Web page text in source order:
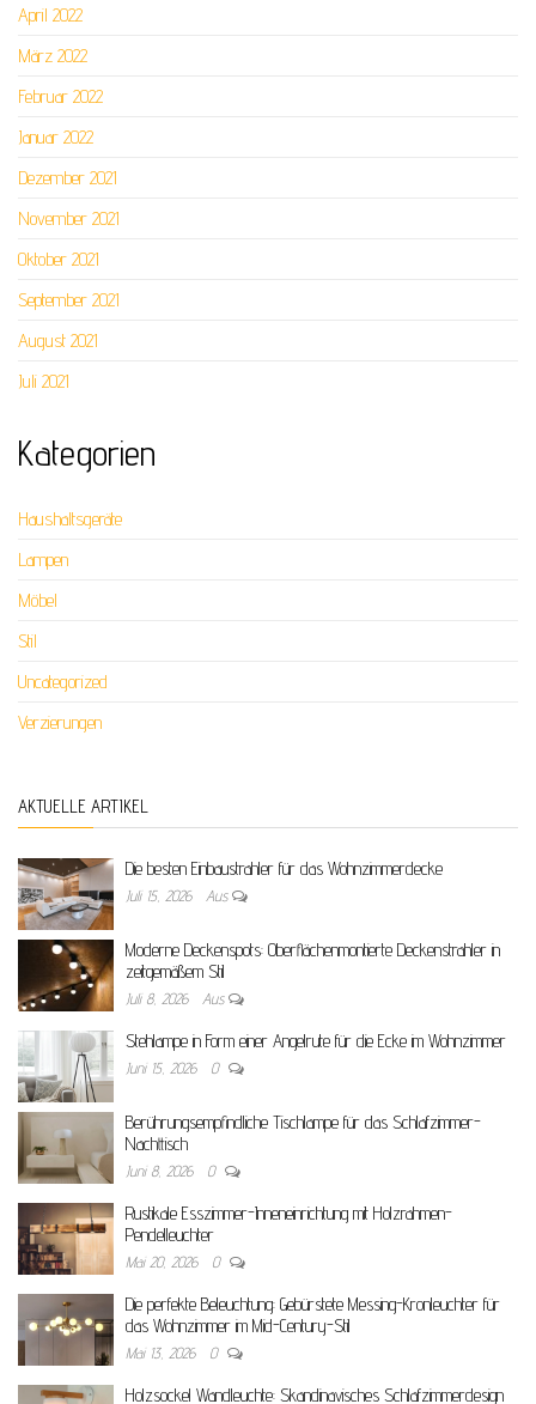
April 2022
März 2022
Februar 2022
Januar 2022
Dezember 2021
November 2021
Oktober 2021
September 2021
August 2021
Juli 2021
Kategorien
Haushaltsgeräte
Lampen
Möbel
Stil
Uncategorized
Verzierungen
AKTUELLE ARTIKEL
Die besten Einbaustrahler für das Wohnzimmerdecke
Juli 15, 2026 Aus
Moderne Deckenspots: Oberflächenmontierte Deckenstrahler in
zeitgemäßem Stil
Juli 8, 2026 Aus
Stehlampe in Form einer Angelrute für die Ecke im Wohnzimmer
Juni 15, 2026 0
Berührungsempfindliche Tischlampe für das Schlafzimmer-
Nachttisch
Juni 8, 2026 0
Rustikale Esszimmer-Inneneinrichtung mit Holzrahmen-
Pendelleuchter
Mai 20, 2026 0
Die perfekte Beleuchtung: Gebürstete Messing-Kronleuchter für
das Wohnzimmer im Mid-Century-Stil
Mai 13, 2026 0
Holzsockel Wandleuchte: Skandinavisches Schlafzimmerdesign